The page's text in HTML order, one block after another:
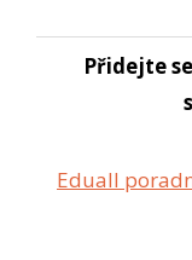
Přidejte
Eduall